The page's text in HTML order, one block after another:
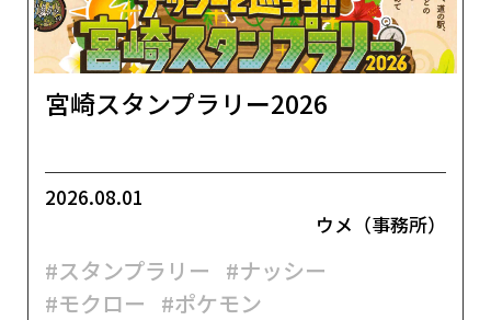
宮崎スタンプラリー2026
2026.08.01
ウメ（事務所）
#スタンプラリー #ナッシー
#モクロー #ポケモン